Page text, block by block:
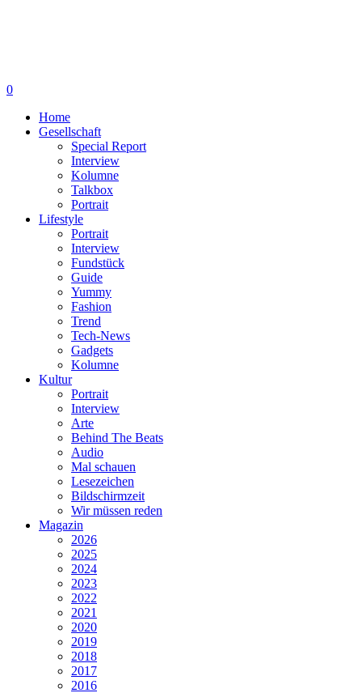
0
Home
Gesellschaft
Special Report
Interview
Kolumne
Talkbox
Portrait
Lifestyle
Portrait
Interview
Fundstück
Guide
Yummy
Fashion
Trend
Tech-News
Gadgets
Kolumne
Kultur
Portrait
Interview
Arte
Behind The Beats
Audio
Mal schauen
Lesezeichen
Bildschirmzeit
Wir müssen reden
Magazin
2026
2025
2024
2023
2022
2021
2020
2019
2018
2017
2016